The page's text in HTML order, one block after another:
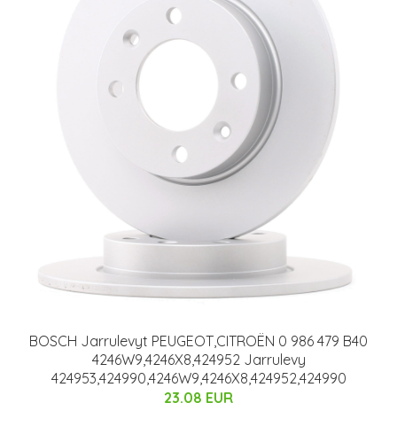
BOSCH Jarrulevyt PEUGEOT,CITROËN 0 986 479 B40
4246W9,4246X8,424952 Jarrulevy
424953,424990,4246W9,4246X8,424952,424990
23.08 EUR